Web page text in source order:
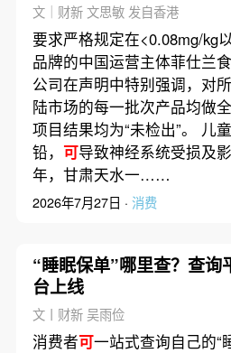
文｜财新 文思敏 发自香港
要求严格规定在<0.08mg/kg
品牌的中国运营主体菲仕兰
公司在声明中特别强调，对
陆市场的每一批次产品均做
项目结果均为“未检出”。 儿
铅， 可导致神经系统受损及
年，甘肃天水一……
2026年7月27日 · 消费
“睡眠保单”哪里查？查询
台上线
文丨财新 吴雨俭
消费者可一站式查询自己的“